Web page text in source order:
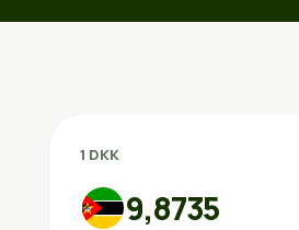
1 DKK
9,8735